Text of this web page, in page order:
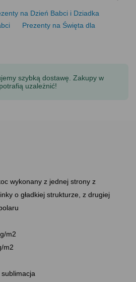
na Dzień Babci i Dziadka
Prezenty na Święta dla
szybką dostawę. Zakupy w
uzależnić!
wykonany z jednej strony z
o gładkiej strukturze, z drugiej
m2
m2